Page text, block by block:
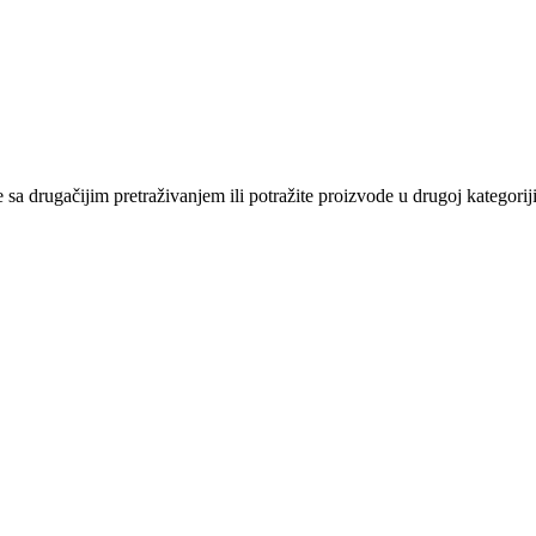
drugačijim pretraživanjem ili potražite proizvode u drugoj